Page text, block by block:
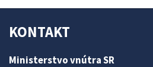
KONTAKT
Ministerstvo vnútra SR